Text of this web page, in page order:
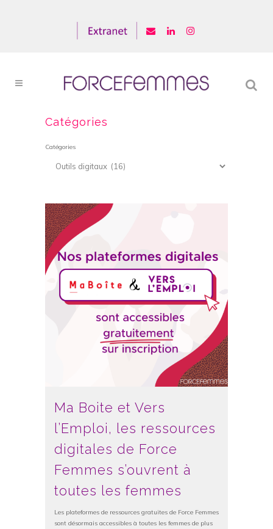
Catégories
Catégories
Ma Boite et Vers
l’Emploi, les ressources
digitales de Force
Femmes s’ouvrent à
toutes les femmes
Les plateformes de ressources gratuites de Force Femmes
sont désormais accessibles à toutes les femmes de plus